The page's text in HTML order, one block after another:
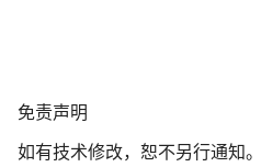
免
声
免责声明
如有技术修改，恕不另行通知。